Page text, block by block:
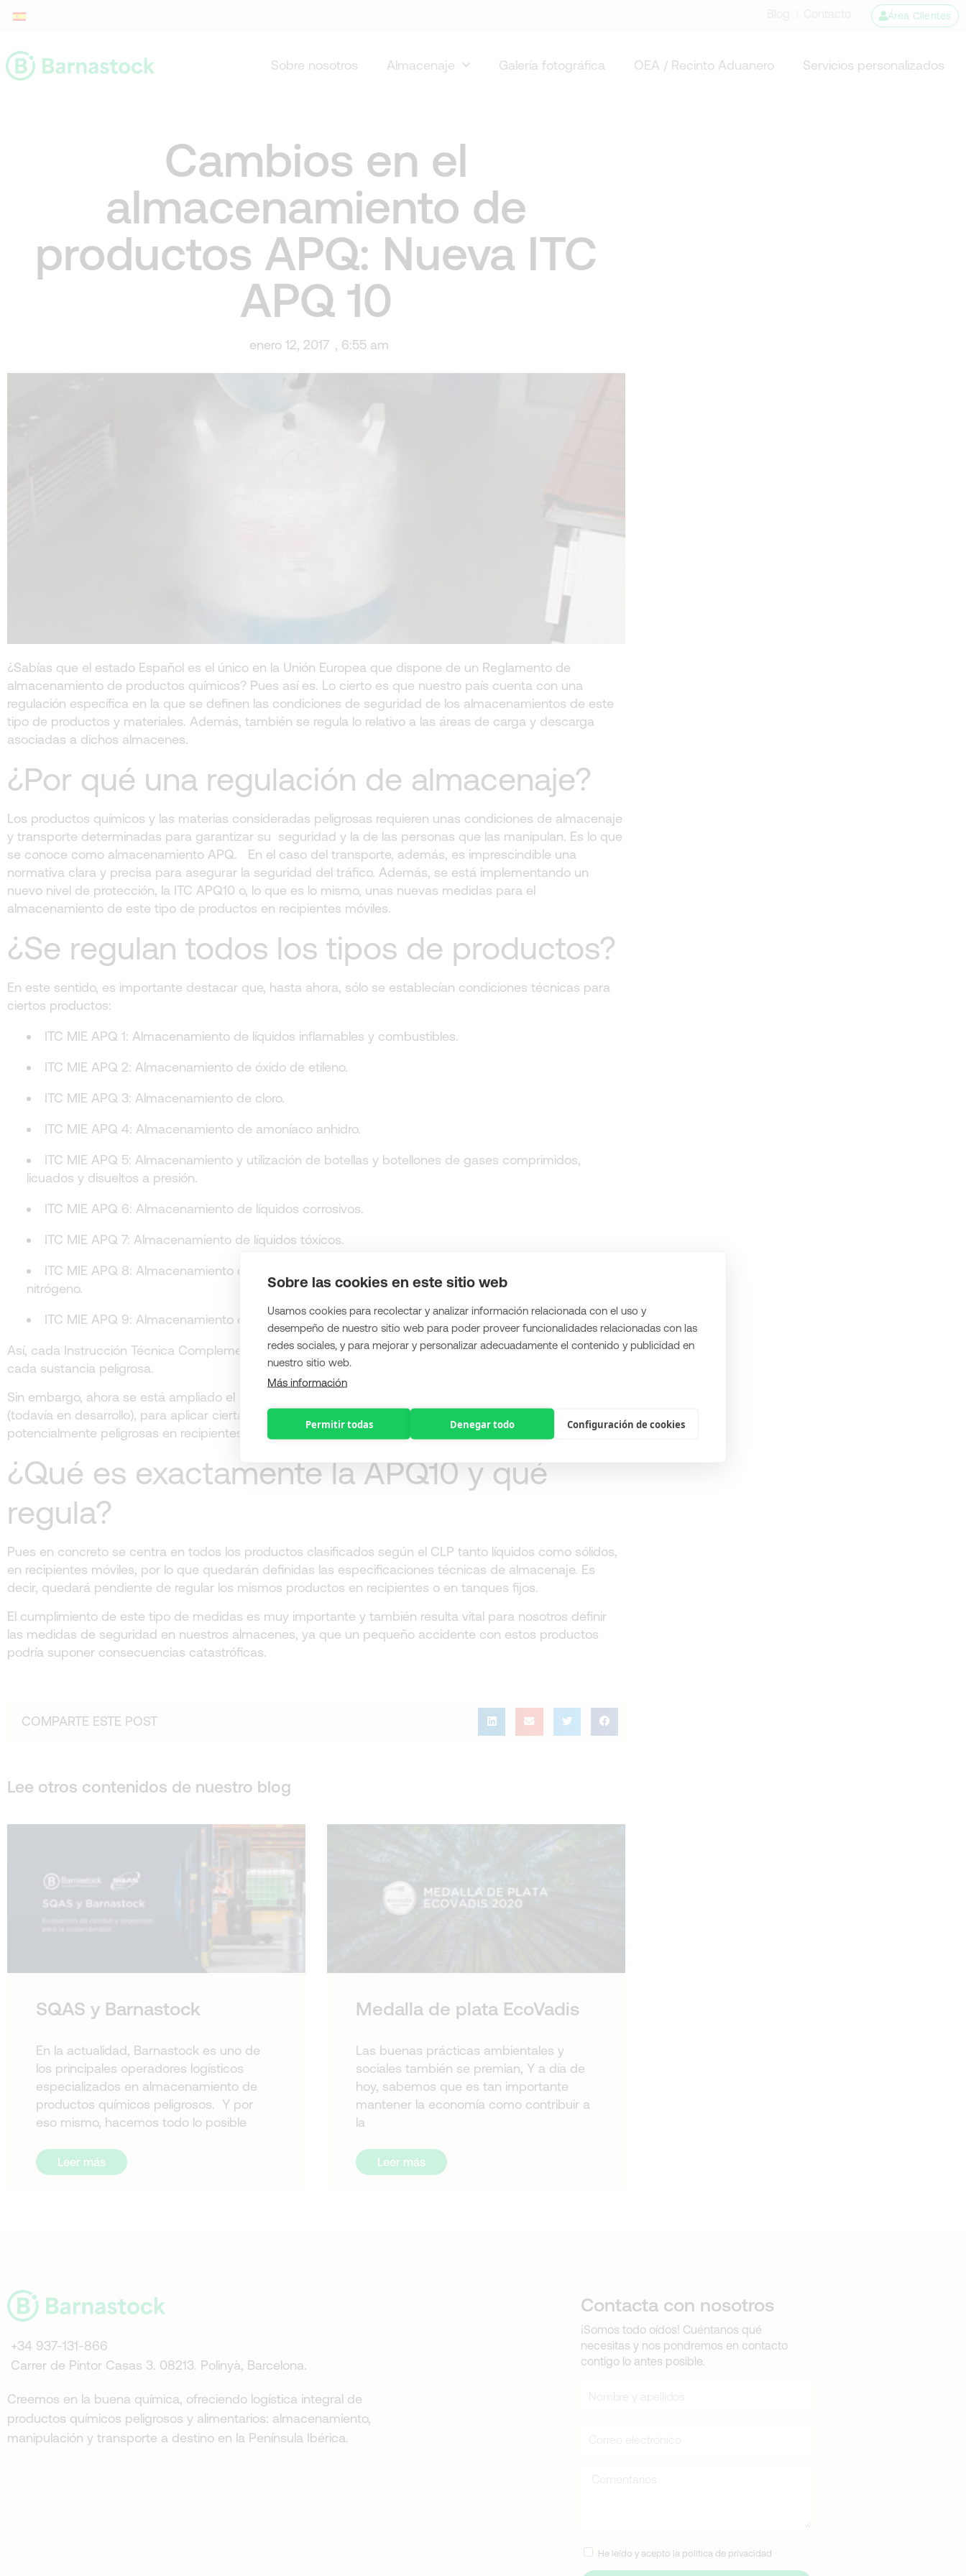
Sobre las cookies en este sitio web
Usamos cookies para recolectar y analizar información relacionada con el uso y
desempeño de nuestro sitio web para poder proveer funcionalidades relacionadas con las
redes sociales, y para mejorar y personalizar adecuadamente el contenido y publicidad en
nuestro sitio web.
Más información
Permitir todas Denegar todo Configuración de cookies
Área Clientes
Sobre nosotros Almacenaje Galería fotográfica OEA / Recinto Aduanero Servicios personalizados
Cambios en el
almacenamiento de
productos APQ: Nueva ITC
APQ 10
enero 12, 2017 , 6:55 am
¿Sabías que el estado Español es el único en la Unión Europea que dispone de un Reglamento de
almacenamiento de productos químicos? Pues así es. Lo cierto es que nuestro país cuenta con una
regulación específica en la que se definen las condiciones de seguridad de los almacenamientos de este
tipo de productos y materiales. Además, también se regula lo relativo a las áreas de carga y descarga
asociadas a dichos almacenes.
¿Por qué una regulación de almacenaje?
Los productos químicos y las materias consideradas peligrosas requieren unas condiciones de almacenaje
y transporte determinadas para garantizar su seguridad y la de las personas que las manipulan. Es lo que
se conoce como almacenamiento APQ. En el caso del transporte, además, es imprescindible una
normativa clara y precisa para asegurar la seguridad del tráfico. Además, se está implementando un
nuevo nivel de protección, la ITC APQ10 o, lo que es lo mismo, unas nuevas medidas para el
almacenamiento de este tipo de productos en recipientes móviles.
¿Se regulan todos los tipos de productos?
En este sentido, es importante destacar que, hasta ahora, sólo se establecían condiciones técnicas para
ciertos productos:
ITC MIE APQ 1: Almacenamiento de líquidos inflamables y combustibles.
ITC MIE APQ 2: Almacenamiento de óxido de etileno.
ITC MIE APQ 3: Almacenamiento de cloro.
ITC MIE APQ 4: Almacenamiento de amoníaco anhidro.
ITC MIE APQ 5: Almacenamiento y utilización de botellas y botellones de gases comprimidos,
licuados y disueltos a presión.
ITC MIE APQ 6: Almacenamiento de líquidos corrosivos.
ITC MIE APQ 7: Almacenamiento de líquidos tóxicos.
ITC MIE APQ 8: Almacenamiento de fertilizantes a base de nitrato amónico con alto contenido en
nitrógeno.
ITC MIE APQ 9: Almacenamiento de peróxidos orgánicos
Así, cada Instrucción Técnica Complementaria (ITC) contiene requisitos de seguridad específicos para
cada sustancia peligrosa.
Sin embargo, ahora se está ampliado el nivel de protección y se ha determinado la ITC de la APQ10
(todavía en desarrollo), para aplicar ciertas medidas de seguridad para evitar riesgos de sustancias
potencialmente peligrosas en recipientes móviles.
¿Qué es exactamente la APQ10 y qué
regula?
Pues en concreto se centra en todos los productos clasificados según el CLP tanto líquidos como sólidos,
en recipientes móviles, por lo que quedarán definidas las especificaciones técnicas de almacenaje. Es
decir, quedará pendiente de regular los mismos productos en recipientes o en tanques fijos.
El cumplimiento de este tipo de medidas es muy importante y también resulta vital para nosotros definir
las medidas de seguridad en nuestros almacenes, ya que un pequeño accidente con estos productos
podría suponer consecuencias catastróficas.
COMPARTE ESTE POST
Lee otros contenidos de nuestro blog
SQAS y Barnastock
En la actualidad, Barnastock es uno de
los principales operadores logísticos
especializados en almacenamiento de
productos químicos peligrosos. Y por
eso mismo, hacemos todo lo posible
Leer más
Medalla de plata EcoVadis
Las buenas prácticas ambientales y
sociales también se premian, Y a día de
hoy, sabemos que es tan importante
mantener la economía como contribuir a
la
Leer más
+34 937-131-866
Carrer de Pintor Casas 3. 08213. Polinyà, Barcelona.
Creemos en la buena química, ofreciendo logística integral de
productos químicos peligrosos y alimentarios: almacenamiento,
manipulación y transporte a destino en la Península Ibérica.
Contacta con nosotros
¡Somos todo oídos! Cuéntanos qué
necesitas y nos pondremos en contacto
contigo lo antes posible.
He leído y acepto la política de privacidad